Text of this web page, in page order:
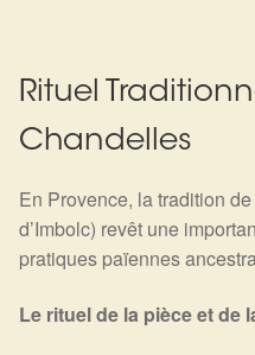
Rituel
Chandelles
En Provence, la tradition
d’Imbolc) revêt une
pratiques païennes
Le rituel de la pièce et de